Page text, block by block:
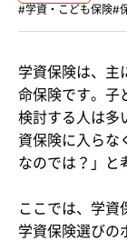
#学資・こども保険#
学資保険は、主
命保険です。子
検討する人は多
資保険に入らな
なのでは？」と
ここでは、学資
学資保険選びの